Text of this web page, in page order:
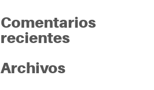
Comentarios
recientes
Archivos